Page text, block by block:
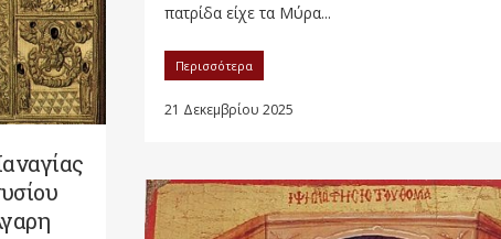
πατρίδα είχε τα Μύρα...
Περισσότερα
21 Δεκεμβρίου 2025